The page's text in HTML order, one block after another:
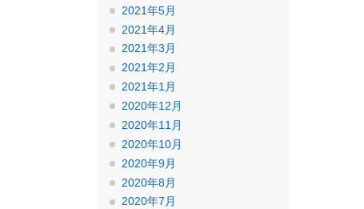
2021年5月
2021年4月
2021年3月
2021年2月
2021年1月
2020年12月
2020年11月
2020年10月
2020年9月
2020年8月
2020年7月